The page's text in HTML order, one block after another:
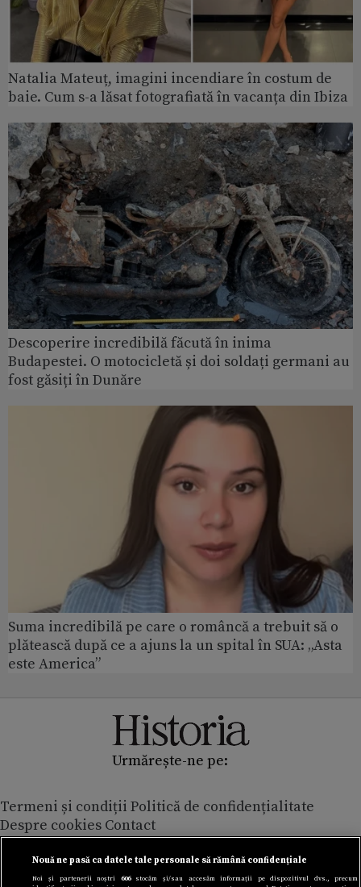
Natalia Mateuț, imagini incendiare în costum de
baie. Cum s-a lăsat fotografiată în vacanța din Ibiza
Descoperire incredibilă făcută în inima
Budapestei. O motocicletă și doi soldați germani au
fost găsiți în Dunăre
Suma incredibilă pe care o româncă a trebuit să o
plătească după ce a ajuns la un spital în SUA: „Asta
este America”
Urmărește-ne pe:
Termeni și condiții Politică de confidențialitate
Despre cookies Contact
Modifică preferințe pentru confidențialitate
© Toate drepturile rezervate Adevarul Holding 2026
Nouă ne pasă ca datele tale personale să rămână confidențiale
Noi și partenerii noștri 606stocăm și/sau accesăm informații pe dispozitivul dvs., precum